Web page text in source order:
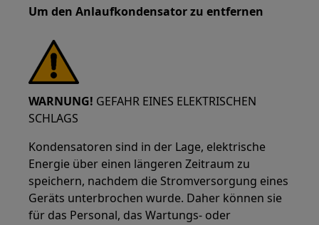
Um den Anlaufkondensator zu entfernen
WARNUNG! GEFAHR EINES ELEKTRISCHEN
SCHLAGS
Kondensatoren sind in der Lage, elektrische
Energie über einen längeren Zeitraum zu
speichern, nachdem die Stromversorgung eines
Geräts unterbrochen wurde. Daher können sie
für das Personal, das Wartungs- oder